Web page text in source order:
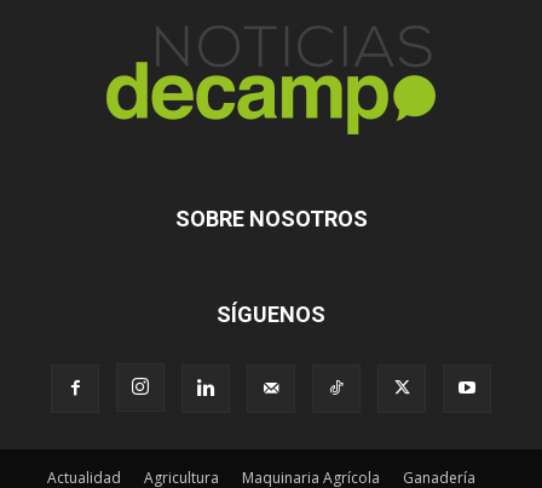
SOBRE NOSOTROS
SÍGUENOS
Actualidad Agricultura Maquinaria Agrícola Ganadería